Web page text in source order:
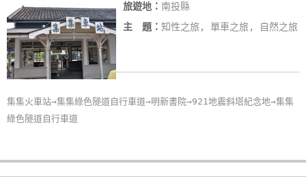
旅遊地： 南投縣
主 題： 知性之旅, 單車之旅, 自然之旅
集集火車站→集集綠色隧道自行車道→明新書院→921地震斜塔紀念地→集集
綠色隧道自行車道